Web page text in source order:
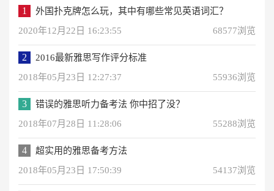
1
外国扑克牌怎么玩，其中有哪些常见英语词汇？
2020年12月22日 16:23:55
68577浏览
2
2016最新雅思写作评分标准
2018年05月23日 12:27:37
55936浏览
3
错误的雅思听力备考法 你中招了没？
2018年07月28日 11:28:06
55288浏览
4
超实用的雅思备考方法
2018年05月23日 17:50:39
54137浏览